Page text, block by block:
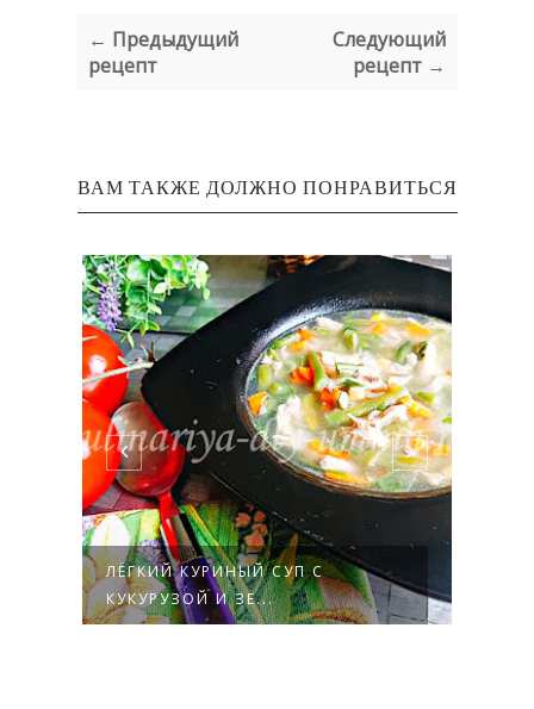
← Предыдущий
рецепт
Следующий
рецепт →
ВАМ ТАКЖЕ ДОЛЖНО ПОНРАВИТЬСЯ
ЛЁГКИЙ КУРИНЫЙ СУП С
КУКУРУЗОЙ И ЗЕ...